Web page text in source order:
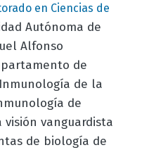
en Ciencias de
Autónoma de
Alfonso
de
de la
de
visión vanguardista
de biología de